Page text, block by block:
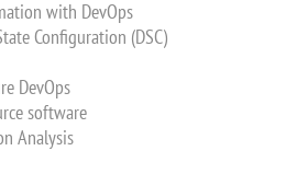
with DevOps
Configuration (DSC)
DevOps
software
Analysis